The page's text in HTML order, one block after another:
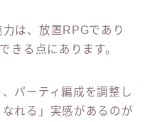
力は、放置RPGであり
きる点にあります。
パーティ編成を調整し
れる」実感があるのが